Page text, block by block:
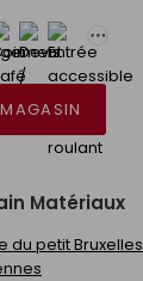
Matériaux
du petit Bruxelles